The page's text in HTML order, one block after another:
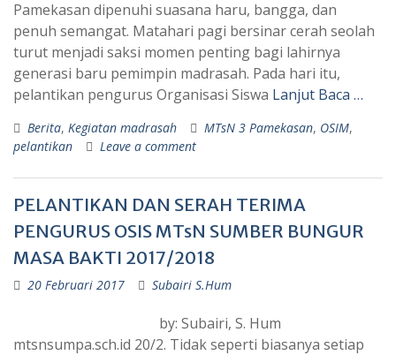
Pamekasan dipenuhi suasana haru, bangga, dan
penuh semangat. Matahari pagi bersinar cerah seolah
turut menjadi saksi momen penting bagi lahirnya
generasi baru pemimpin madrasah. Pada hari itu,
pelantikan pengurus Organisasi Siswa Lanjut Baca …
Berita, Kegiatan madrasah MTsN 3 Pamekasan, OSIM,
pelantikan
Leave a comment
PELANTIKAN DAN SERAH TERIMA
PENGURUS OSIS MTsN SUMBER BUNGUR
MASA BAKTI 2017/2018
20 Februari 2017 Subairi S.Hum
by: Subairi, S. Hum
mtsnsumpa.sch.id 20/2. Tidak seperti biasanya setiap